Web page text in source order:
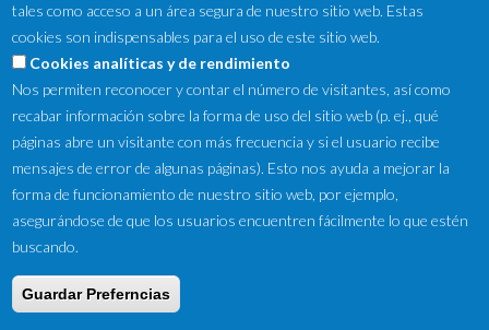
NewsLetter
Suscríbete a nuestro Newsletter y recibe en tu correo
electrónico las ofertas destacadas y novedades.
tales como acceso a un área segura de nuestro sitio web. Estas
cookies son indispensables para el uso de este sitio web.
Cookies analíticas y de rendimiento
Nos permiten reconocer y contar el número de visitantes, así como
recabar información sobre la forma de uso del sitio web (p. ej., qué
páginas abre un visitante con más frecuencia y si el usuario recibe
mensajes de error de algunas páginas). Esto nos ayuda a mejorar la
forma de funcionamiento de nuestro sitio web, por ejemplo,
asegurándose de que los usuarios encuentren fácilmente lo que estén
buscando.
Guardar Preferncias